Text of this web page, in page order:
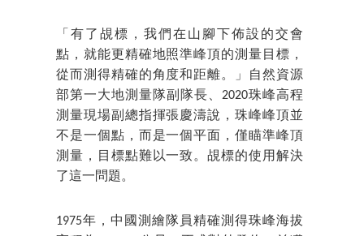
「有了覘標，我們在山腳下佈設的交會
點，就能更精確地照準峰頂的測量目標，
從而測得精確的角度和距離。」自然資源
部第一大地測量隊副隊長、2020珠峰高程
測量現場副總指揮張慶濤說，珠峰峰頂並
不是一個點，而是一個平面，僅瞄準峰頂
測量，目標點難以一致。覘標的使用解決
了這一問題。
1975年，中國測繪隊員精確測得珠峰海拔